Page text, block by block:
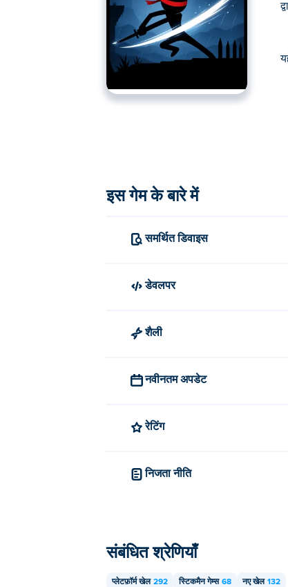
यहाँ आप Stickman Ninja Code खेल सकते
इस गेम के बारे में
समर्थित डिवाइस
डेवलपर
शैली
नवीनतम अपडेट
रेटिंग
निजता नीति
संबंधित श्रेणियाँ
प्लेटफ़ॉर्म खेल 292 स्टिकमैन गेम्स 68 नए खेल 132